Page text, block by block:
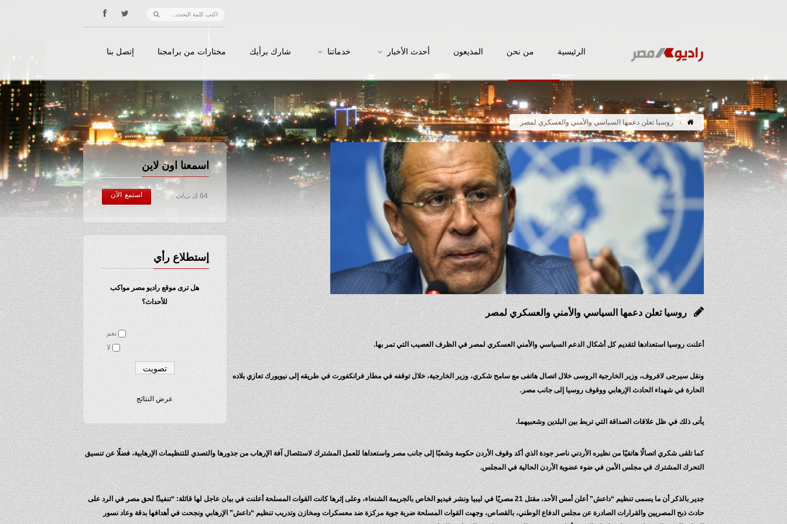
الرئيسية من نحن المذيعون أحدث الأخبار خدماتنا شارك برأيك مختارات من برامجنا إتصل بنا
روسيا تعلن دعمها السياسي والأمني والعسكري لمصر
اسمعنا اون لاين
64 ك ب/ث استمع الآن
إستطلاع رأي
هل ترى موقع راديو مصر مواكب
للأحداث؟
نعم
لا
عرض النتائج
روسيا تعلن دعمها السياسي والأمني والعسكري لمصر
أعلنت روسيا استعدادها لتقديم كل أشكال الدعم السياسي والأمني العسكري لمصر في الظرف العصيب التي تمر بها.
ونقل سيرجى لافروف، وزير الخارجية الروسى خلال اتصال هاتفى مع سامح شكري، وزير الخارجية، خلال توقفه في مطار فرانكفورت في طريقه إلى نيويورك تعازي بلاده
الحارة في شهداء الحادث الإرهابي ووقوف روسيا إلى جانب مصر.
يأتى ذلك في ظل علاقات الصداقة التي تربط بين البلدين وشعبيهما.
كما تلقى شكري اتصالًا هاتفيًا من نظيره الأردني ناصر جودة الذي أكد وقوف الأردن حكومة وشعبًا إلى جانب مصر واستعداها للعمل المشترك لاستئصال آفة الإرهاب من جذورها والتصدي للتنظيمات الإرهابية، فضلًا عن تنسيق
التحرك المشترك في مجلس الأمن في ضوء عضوية الأردن الحالية في المجلس.
جدير بالذكر أن ما يسمى تنظيم “داعش” أعلن أمس الأحد، مقتل 21 مصريًا في ليبيا ونشر فيديو الخاص بالجريمة الشنعاء، وعلى إثرها كانت القوات المسلحة أعلنت في بيان عاجل لها قائلة: “تنفيذًا لحق مصر في الرد على
حادث ذبح المصريين والقرارات الصادرة عن مجلس الدفاع الوطني، بالقصاص، وجهت القوات المسلحة ضربة جوية مركزة ضد معسكرات ومخازن وتدريب تنظيم “داعش” الإرهابي ونجحت في أهدافها بدقة وعاد نسور